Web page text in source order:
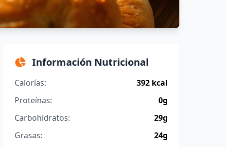
Información Nutricional
Calorías:
392 kcal
Proteínas:
0g
Carbohidratos:
29g
Grasas:
24g